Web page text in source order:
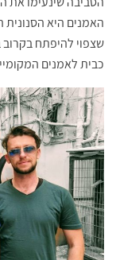
האמנים היא
שצפוי להיפתח
כבית לאמנים